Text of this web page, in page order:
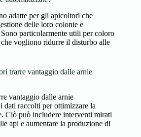
adatte per gli apicoltori che
delle loro colonie e
particolarmente utili per coloro
vogliono ridurre il disturbo alle
trarre vantaggio dalle arnie
vantaggio dalle arnie
dati raccolti per ottimizzare la
Ciò può includere interventi mirati
api e aumentare la produzione di